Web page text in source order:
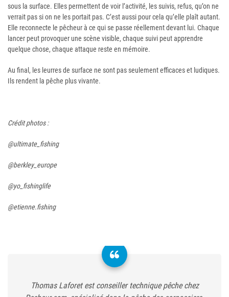
sous la surface. Elles permettent de voir l’activité, les suivis, refus, qu’on ne
verrait pas si on ne les portait pas. C’est aussi pour cela qu’elle plaît autant.
Elle reconnecte le pêcheur à ce qui se passe réellement devant lui. Chaque
lancer peut provoquer une scène visible, chaque suivi peut apprendre
quelque chose, chaque attaque reste en mémoire.
Au final, les leurres de surface ne sont pas seulement efficaces et ludiques.
Ils rendent la pêche plus vivante.
Crédit photos :
@ultimate_fishing
@berkley_europe
@yo_fishinglife
@etienne.fishing
Thomas Laforet est conseiller technique pêche chez